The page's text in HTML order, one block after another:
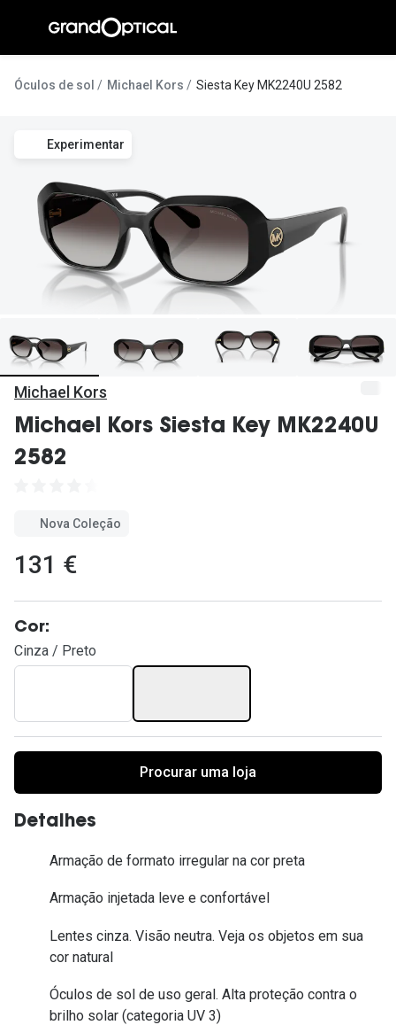
conteúdo
A
Pedro
Luís
Inês
Óculos de sol Michael Kors Siesta Key MK2240U 2582
Experimentar
Michael Kors
Michael Kors Siesta Key MK2240U
2582
Nova Coleção
131 €
Cor:
Cinza / Preto
Procurar uma loja
Detalhes
Armação de formato irregular na cor preta
Armação injetada leve e confortável
Lentes cinza. Visão neutra. Veja os objetos em sua
cor natural
Óculos de sol de uso geral. Alta proteção contra o
brilho solar (categoria UV 3)